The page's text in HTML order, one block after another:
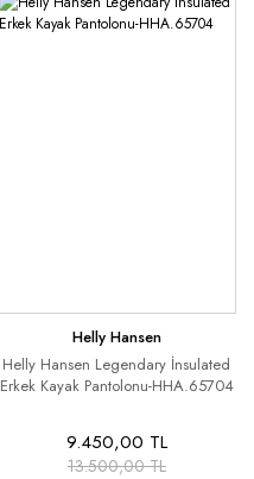
Helly Hansen
Helly Hansen Legendary İnsulated
Erkek Kayak Pantolonu-HHA.65704
9.450,00 TL
13.500,00 TL